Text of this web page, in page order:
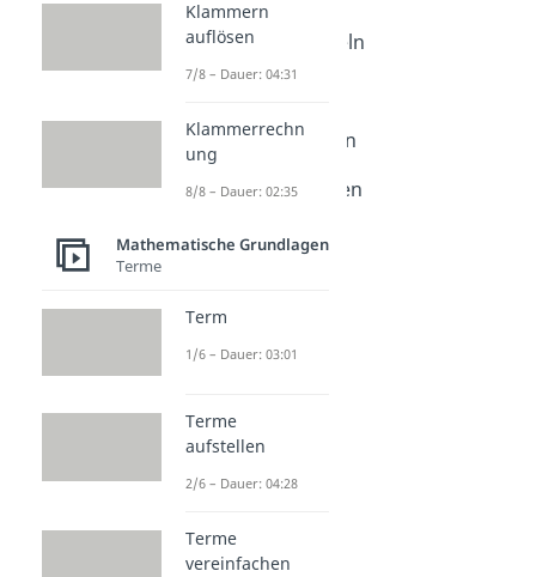
Dauer: 04:26
Bruchrechnen Regeln
Dauer: 04:42
Brüche subtrahieren
Dauer: 04:20
Brüche multiplizieren
Brüche dividieren
Dauer: 03:25
Dauer: 04:08
Klammern
auflösen
7/8 – Dauer: 04:31
Klammerrechn
ung
8/8 – Dauer: 02:35
Mathematische Grundlagen
Terme
Term
1/6 – Dauer: 03:01
Terme
aufstellen
2/6 – Dauer: 04:28
Terme
vereinfachen